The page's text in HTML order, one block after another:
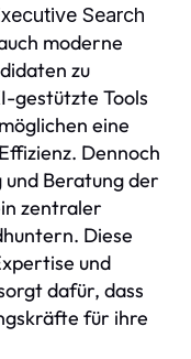
Search
moderne
zu
gestützte Tools
eine
Dennoch
Beratung der
zentraler
Diese
und
dafür, dass
für ihre